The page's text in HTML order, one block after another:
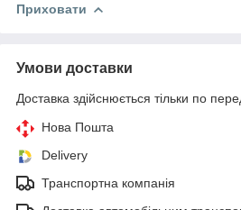
Приховати
Умови доставки
Доставка здійснюється тільки по
Нова Пошта
Delivery
Транспортна компанія